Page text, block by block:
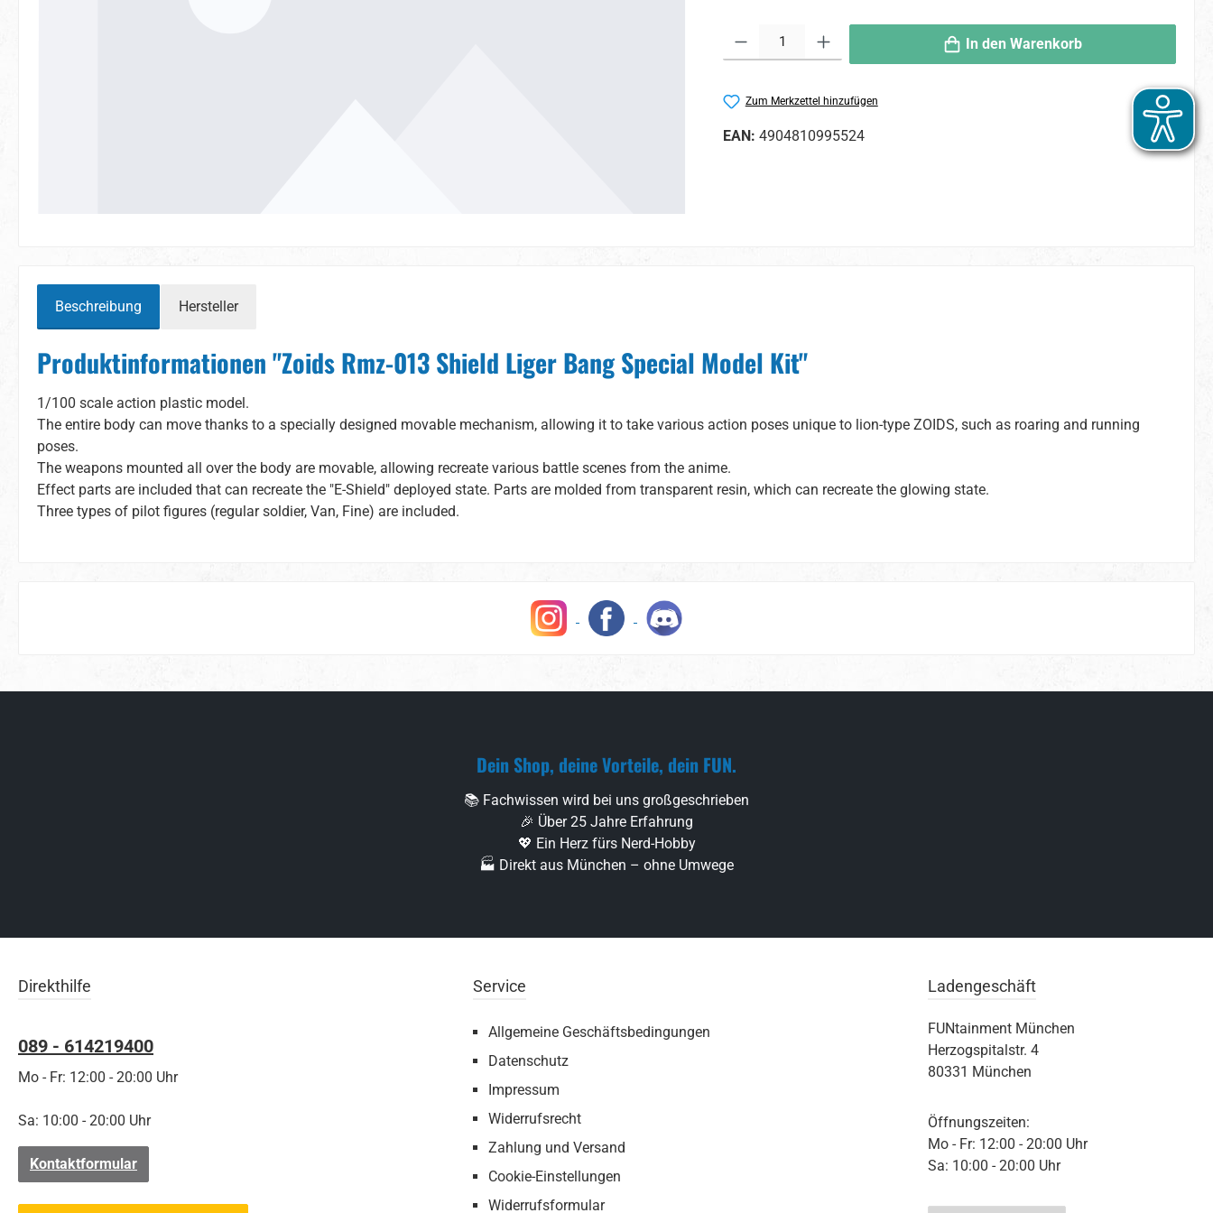
Produkt Anzahl: Gib den gewünschten Wert ein oder benutze die Schaltflächen um die
In den Warenkorb
Zum Merkzettel hinzufügen
EAN: 4904810995524
Beschreibung Hersteller
Produktinformationen "Zoids Rmz-013 Shield Liger Bang Special Model Kit"
1/100 scale action plastic model.
The entire body can move thanks to a specially designed movable mechanism, allowing it to take various action poses unique to lion-type ZOIDS, such as roaring and running
poses.
The weapons mounted all over the body are movable, allowing recreate various battle scenes from the anime.
Effect parts are included that can recreate the "E-Shield" deployed state. Parts are molded from transparent resin, which can recreate the glowing state.
Three types of pilot figures (regular soldier, Van, Fine) are included.
Dein Shop, deine Vorteile, dein FUN.
📚 Fachwissen wird bei uns großgeschrieben
🎉 Über 25 Jahre Erfahrung
💖 Ein Herz fürs Nerd-Hobby
🏭 Direkt aus München – ohne Umwege
Direkthilfe
089 - 614219400
Mo - Fr: 12:00 - 20:00 Uhr
Sa: 10:00 - 20:00 Uhr
Kontaktformular
Service
Allgemeine Geschäftsbedingungen
Datenschutz
Impressum
Widerrufsrecht
Zahlung und Versand
Cookie-Einstellungen
Widerrufsformular
Ladengeschäft
FUNtainment München
Herzogspitalstr. 4
80331 München
Öffnungszeiten:
Mo - Fr: 12:00 - 20:00 Uhr
Sa: 10:00 - 20:00 Uhr